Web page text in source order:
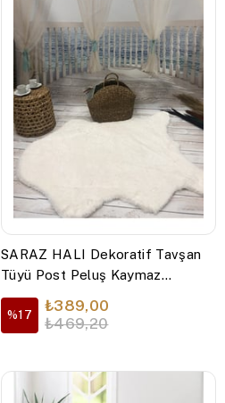
SARAZ HALI Dekoratif Tavşan
Tüyü Post Peluş Kaymaz
EKSTRA YUMUŞAK PUFFY
PELUŞ KREM
%17
₺389,00
₺469,20